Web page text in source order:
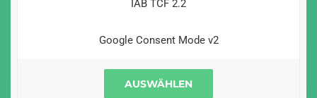
IAB TCF 2.2
Google Consent Mode v2
AUSWÄHLEN